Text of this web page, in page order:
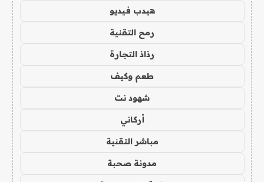
هيدب فيديو
رمح التقنية
رذاذ التجارة
طعم وكيف
شهود نت
أركاني
مباشر التقنية
مدونة صحبة